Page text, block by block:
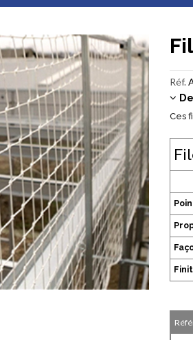
Réf.
Ces